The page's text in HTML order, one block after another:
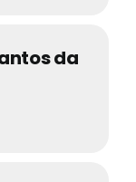
da